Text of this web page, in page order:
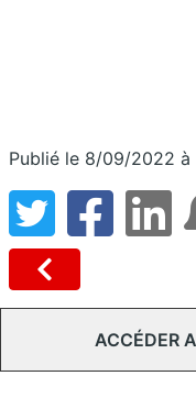
Publié le 8/09/2022 à
ACCÉDER